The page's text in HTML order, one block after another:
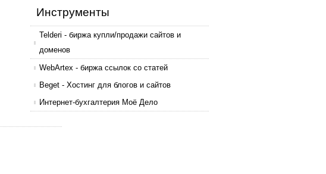
Инструменты
Telderi - биржа купли/продажи сайтов и
доменов
WebArtex - биржа ссылок со статей
Beget - Хостинг для блогов и сайтов
Интернет-бухгалтерия Моё Дело